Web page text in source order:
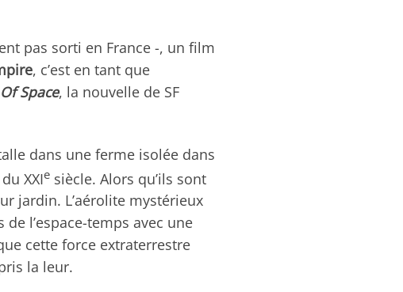
pas sorti en France -, un film
, c’est en tant que
Space, la nouvelle de SF
dans une ferme isolée dans
XXIe siècle. Alors qu’ils sont
jardin. L’aérolite mystérieux
l’espace-temps avec une
cette force extraterrestre
la leur.